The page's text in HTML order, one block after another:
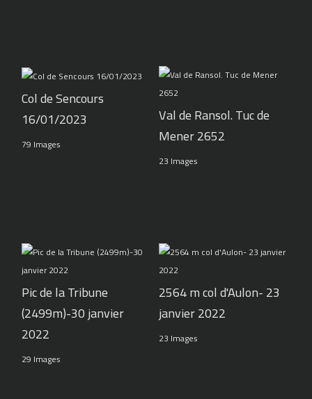
Col de Sencours
16/01/2023
79 Images
Val de Ransol. Tuc de
Mener 2652
23 Images
Pic de la Tribune
(2499m)-30 janvier
2022
29 Images
2564 m col d'Aulon- 23
janvier 2022
23 Images